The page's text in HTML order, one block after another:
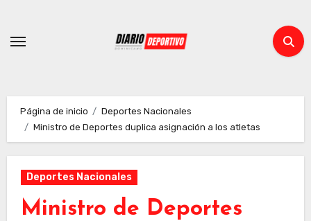
contenido
Página de inicio
Deportes Nacionales
Ministro de Deportes duplica asignación a los atletas
Deportes Nacionales
Ministro de Deportes